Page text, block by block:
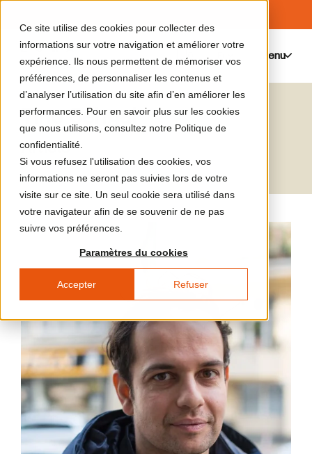
Ce site utilise des cookies pour collecter des
informations sur votre navigation et améliorer votre
expérience. Ils nous permettent de mémoriser vos
préférences, de personnaliser les contenus et
d’analyser l’utilisation du site afin d’en améliorer les
performances. Pour en savoir plus sur les cookies
que nous utilisons, consultez notre Politique de
confidentialité.
Si vous refusez l'utilisation des cookies, vos
informations ne seront pas suivies lors de votre
visite sur ce site. Un seul cookie sera utilisé dans
votre navigateur afin de se souvenir de ne pas
suivre vos préférences.
Paramètres du cookies
Accepter Refuser
Menu
Tino Sehgal
Artiste